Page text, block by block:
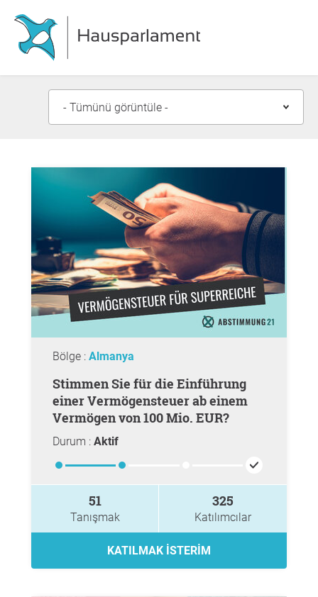
Bölge : Almanya
Stimmen Sie für die Einführung
einer Vermögensteuer ab einem
Vermögen von 100 Mio. EUR?
Durum : Aktif
51
Tanışmak
325
Katılımcılar
KATILMAK ISTERIM